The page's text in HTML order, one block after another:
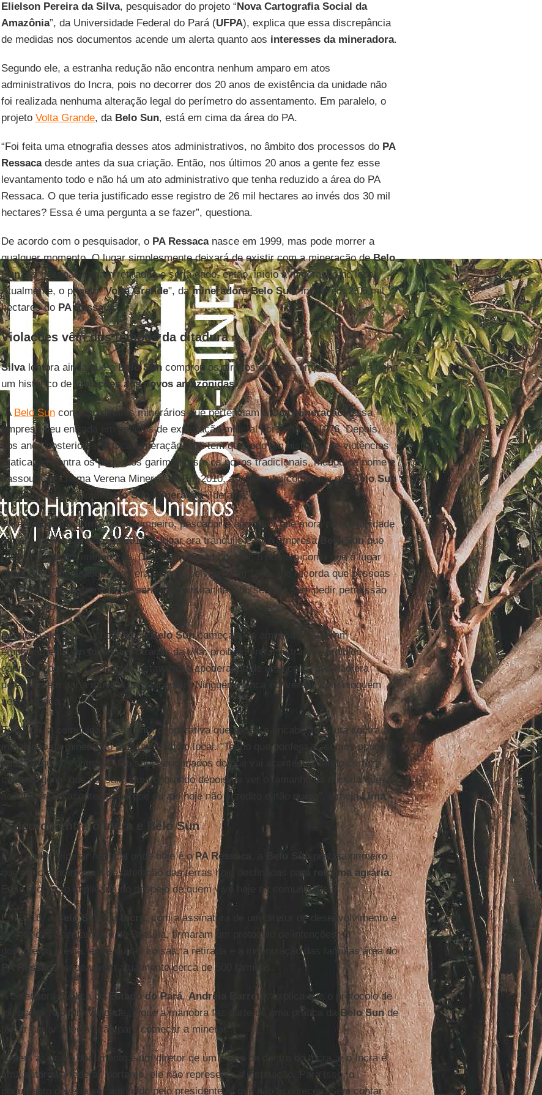
Elielson Pereira da Silva, pesquisador do projeto “Nova Cartografia Social da
Amazônia”, da Universidade Federal do Pará (UFPA), explica que essa discrepância
de medidas nos documentos acende um alerta quanto aos interesses da mineradora.
Segundo ele, a estranha redução não encontra nenhum amparo em atos
administrativos do Incra, pois no decorrer dos 20 anos de existência da unidade não
foi realizada nenhuma alteração legal do perímetro do assentamento. Em paralelo, o
projeto Volta Grande, da Belo Sun, está em cima da área do PA.
“Foi feita uma etnografia desses atos administrativos, no âmbito dos processos do PA
Ressacadesde antes da sua criação. Então, nos últimos 20 anos a gente fez esse
levantamento todo e não há um ato administrativo que tenha reduzido a área do PA
Ressaca. O que teria justificado esse registro de 26 mil hectares ao invés dos 30 mil
hectares? Essa é uma pergunta a se fazer”, questiona.
De acordo com o pesquisador, o PA Ressacanasce em 1999, mas pode morrer a
qualquer momento. O lugar simplesmente deixará de existir com a mineração deBelo
Sun. As pessoas seriam retiradas e seria dado, então, início a mineração no local.
Atualmente, o projeto "Volta Grande", damineradora Belo Sun , incide em 2,05 mil
hectares doPA Ressaca.
Violações vêm dos tempos da ditadura
Silvalembra ainda que aBelo Suncomprou os direitos de outra empresa, que já tinha
um histórico deviolações aos povos amazônidas.
“A Belo Suncomprou direitos minerários que pertenciam àOca Mineração. Essa
empresa deu entrada em pedidos de exploração mineral por volta de 1976. Depois,
nos anos posteriores, a Oca mineração, que tem que todo um histórico de violências
praticadas contra os pequenos garimpeiros e os povos tradicionais, mudou de nome e
passou a se chama Verena Mineração. Em 2010, a Verena foi comprada porBelo Sun
e passou a se chamar
Belo Sun Mineração”, detalha.
ParaValdomiro Lima, 55, garimpeiro, pescador e agricultor que mora na comunidade
da Vila da Ressaca desde 2013, o lugar era tranquilo e foi a empresaBelo Sunque
roubou a paz dos moradores. De pele queimada do sol, o homem conta que o lugar
tinha suas dificuldades, mas era bom de se viver. Em 1995, ele recorda que pessoas
com máquinas estranhas passaram a transitar na vila, sempre sem pedir permissão
aos moradores.
Segundo ele, com a chegada daBelo Suncomeçam as ameaças. "Fizeram
emplacamento em todas as entradas da Vila: proibido entrar estranho; proibido
garimpar; pescar. Quer dizer, estavam se apoderando de uma coisa que não era
deles. E sem dar a mínima para ninguém. Ninguém nunca conversou com ninguém
nessa época.
Em 2006, a comunidade cria uma cooperativa que passa a encabeçar a luta contra a
instalação da mineração multinacional no local. "Tenho que confessar, somos poucos
aqui, porque os outros estão super enganados do que vai acontecer. Tenho certeza
que tem gente que vai sair daqui chorando depois de ver o tamanho da miséria que vai
acontecer. Se acontecer, porque eu até hoje não acredito e não quero", almejaLima.
O acordo entre o Incra e Belo Sun
Para poder minerar no local onde hoje é oPA Ressaca Belo Sun
precisa primeiro
que o Incra promova a desafetação das terras hoje destinadas para
reforma agrária.
Esse processo implicaria no despejo de quem vive hoje na comunidade.
Em 2016, a Belo Sun e o
, com a assinatura de um diretor de desenvolvimento e
projeto de assentamento de Brasília, firmaram um protocolo de intenções. O
documento previa, entre outras coisas, a retirada e a indenização das famílias área do
PA Ressaca
, onde vivem atualmente cerca de 500 famílias.
A defensora pública doEstado do Pará,Andreia Barreto
, explica que o protocolo de
intenções não tem validade, e que a manobra faz parte de uma prática daBelo Sunde
tentar burlar a legislação para começar a minerar.
“Quem assina o documento é um diretor de um órgão de dentro do Incra, e o Incra é
uma autarquia federal, portanto, ele não representa a instituição. Para isso, o
documento deveria ser assinado pelo presidente, o que não aconteceu. Sem contar